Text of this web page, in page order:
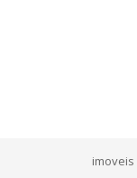
imoveis